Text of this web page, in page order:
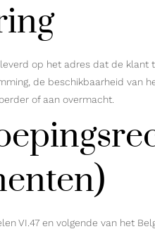
op het adres dat de klant
de beschikbaarheid van
of aan overmacht.
VI.47 en volgende van het